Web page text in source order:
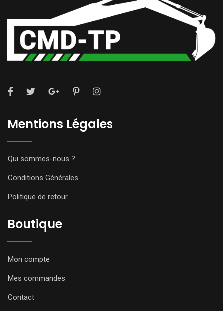
Mentions Légales
Qui sommes-nous ?
Conditions Générales
Politique de retour
Boutique
Mon compte
Mes commandes
Contact